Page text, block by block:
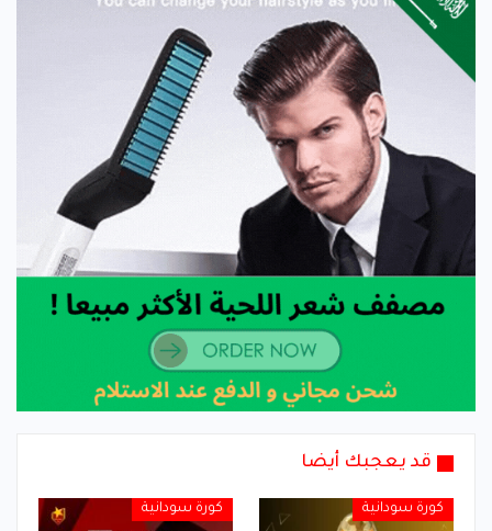
قد يعجبك أيضا
كورة سودانية كورة سودانية